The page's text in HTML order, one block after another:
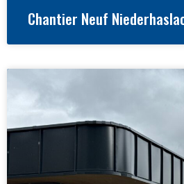
Chantier Neuf